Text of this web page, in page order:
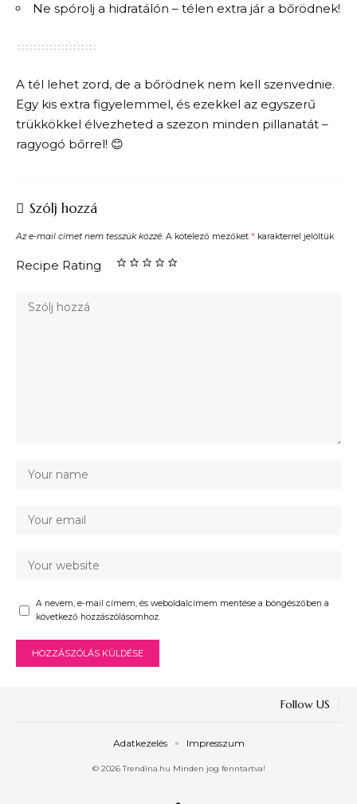
Ne spórolj a hidratálón – télen extra jár a bőrödnek!
A tél lehet zord, de a bőrödnek nem kell szenvednie.
Egy kis extra figyelemmel, és ezekkel az egyszerű
trükkökkel élvezheted a szezon minden pillanatát –
ragyogó bőrrel! 😊
Szólj hozzá
Az e-mail címet nem tesszük közzé. A kötelező mezőket * karakterrel jelöltük
Recipe Rating
A nevem, e-mail címem, és weboldalcímem mentése a böngészőben a
következő hozzászólásomhoz.
Follow US
© 2026 Trendina.hu Minden jog fenntartva!
Adatkezelés Impresszum